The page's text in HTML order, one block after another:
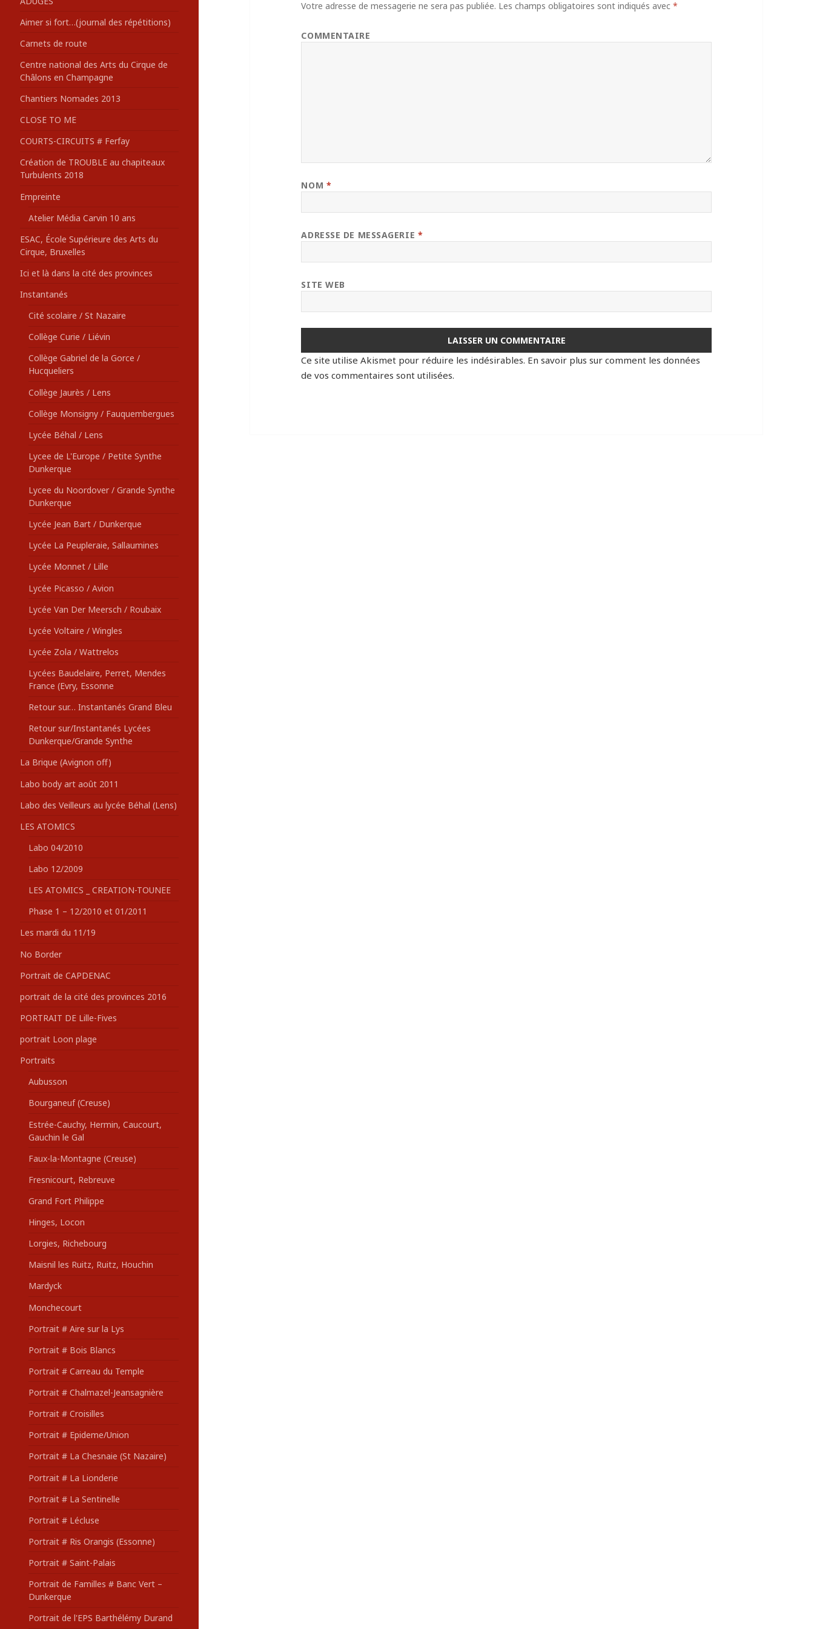
:Aimer si fort…(journal des répétitions)
Carnets de route
Centre national des Arts du Cirque de
Châlons en Champagne
Chantiers Nomades 2013
CLOSE TO ME
COURTS-CIRCUITS # Ferfay
Création de TROUBLE au chapiteaux
Turbulents 2018
Empreinte
Atelier Média Carvin 10 ans
ESAC, École Supérieure des Arts du
Cirque, Bruxelles
Ici et là dans la cité des provinces
Instantanés
Cité scolaire / St Nazaire
Collège Curie / Liévin
Collège Gabriel de la Gorce /
Hucqueliers
Collège Jaurès / Lens
Collège Monsigny / Fauquembergues
Lycée Béhal / Lens
Lycee de L'Europe / Petite Synthe
Dunkerque
Lycee du Noordover / Grande Synthe
Dunkerque
Lycée Jean Bart / Dunkerque
Lycée La Peupleraie, Sallaumines
Lycée Monnet / Lille
Lycée Picasso / Avion
Lycée Van Der Meersch / Roubaix
Lycée Voltaire / Wingles
Lycée Zola / Wattrelos
Lycées Baudelaire, Perret, Mendes
France (Evry, Essonne
Retour sur… Instantanés Grand Bleu
Retour sur/Instantanés Lycées
Dunkerque/Grande Synthe
La Brique (Avignon off)
Labo body art août 2011
Labo des Veilleurs au lycée Béhal (Lens)
LES ATOMICS
Labo 04/2010
Labo 12/2009
LES ATOMICS _ CREATION-TOUNEE
Phase 1 – 12/2010 et 01/2011
Les mardi du 11/19
No Border
Portrait de CAPDENAC
portrait de la cité des provinces 2016
PORTRAIT DE Lille-Fives
portrait Loon plage
Portraits
Aubusson
Bourganeuf (Creuse)
Estrée-Cauchy, Hermin, Caucourt,
Gauchin le Gal
Faux-la-Montagne (Creuse)
Fresnicourt, Rebreuve
Grand Fort Philippe
Hinges, Locon
Lorgies, Richebourg
Maisnil les Ruitz, Ruitz, Houchin
Mardyck
Monchecourt
Portrait # Aire sur la Lys
Portrait # Bois Blancs
Portrait # Carreau du Temple
Portrait # Chalmazel-Jeansagnière
Portrait # Croisilles
Portrait # Epideme/Union
Portrait # La Chesnaie (St Nazaire)
Portrait # La Lionderie
Portrait # La Sentinelle
Portrait # Lécluse
Portrait # Ris Orangis (Essonne)
Portrait # Saint-Palais
Portrait de Familles # Banc Vert –
Dunkerque
Portrait de l'EPS Barthélémy Durand
Votre adresse de messagerie ne sera pas publiée. Les champs obligatoires sont indiqués avec*
COMMENTAIRE
NOM *
ADRESSE DE MESSAGERIE *
SITE WEB
Ce site utilise Akismet pour réduire les indésirables. En savoir plus sur comment les données
de vos commentaires sont utilisées.